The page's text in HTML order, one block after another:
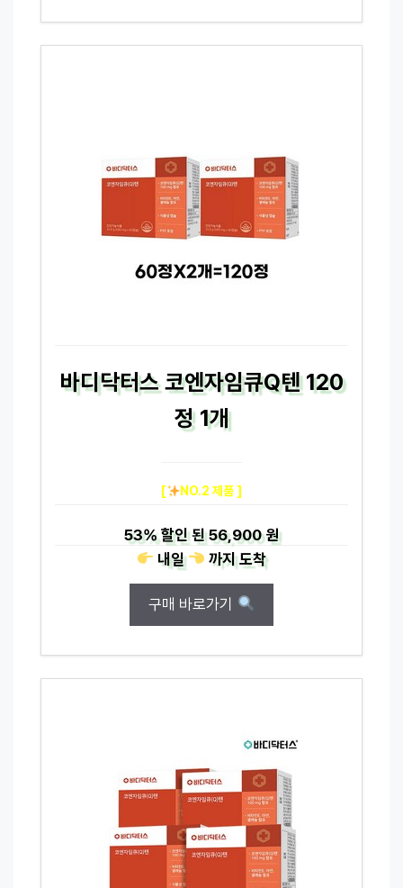
바디닥터스 코엔자임큐Q텐 120
정 1개
[ NO.2 제품 ]
53%할인 된56,900 원
내일
까지도착
구매 바로가기